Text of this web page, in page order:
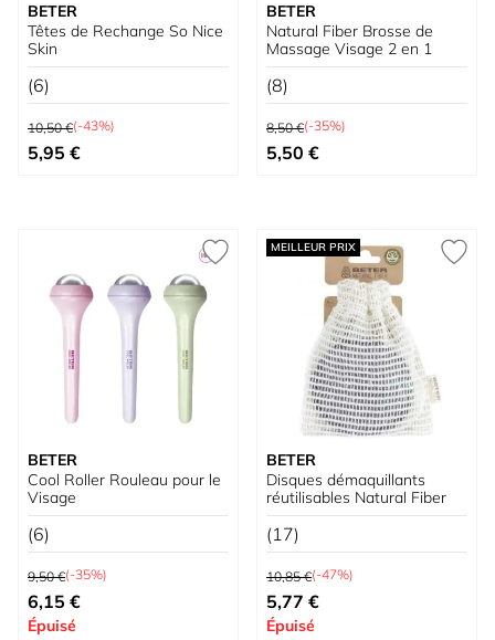
BETER
Têtes de Rechange So Nice
Skin
(6)
Prix normal
10,50 €(-43%)
Prix spécial
5,95 €
BETER
Natural Fiber Brosse de
Massage Visage 2 en 1
(8)
Prix normal
8,50 €(-35%)
Prix spécial
5,50 €
BETER
Cool Roller Rouleau pour le
Visage
(6)
Prix normal
9,50 €(-35%)
Prix spécial
6,15 €
Épuisé
MEILLEUR PRIX
BETER
Disques démaquillants
réutilisables Natural Fiber
(17)
Prix normal
10,85 €(-47%)
Prix spécial
5,77 €
Épuisé